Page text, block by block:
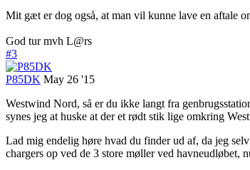
Mit gæt er dog også, at man vil kunne lave en aftale
God tur mvh L@rs
#3
P85DK May 26 '15
Westwind Nord, så er du ikke langt fra
synes jeg at huske at der et rødt stik lige omkring
Lad mig endelig høre hvad du finder ud af, da jeg
chargers op ved de 3 store møller ved